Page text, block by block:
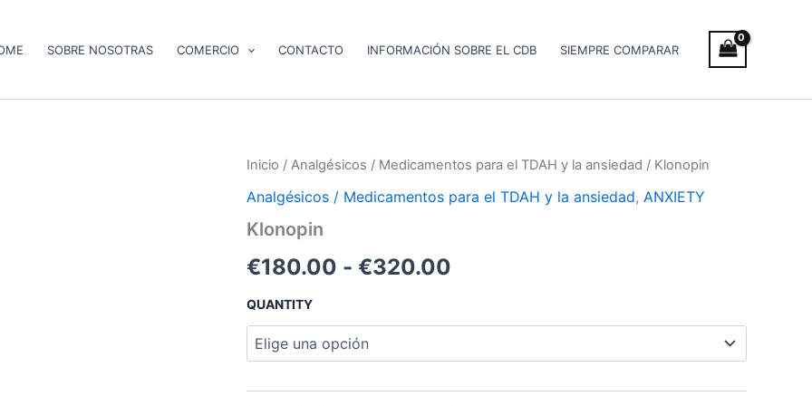
SOBRE NOSOTRAS COMERCIO CONTACTO INFORMACIÓN SOBRE EL CDB SIEMPRE COMPARAR
Inicio / Analgésicos / Medicamentos para el TDAH y la ansiedad / Klonopin
Analgésicos / Medicamentos para el TDAH y la ansiedad, ANXIETY
Klonopin
€180.00 - €320.00
Rango
de
QUANTITY
Klonopin